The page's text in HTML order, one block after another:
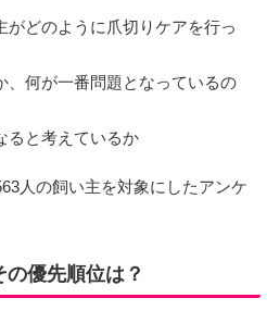
がどのように爪切りケアを行っ
、何が一番問題となっているの
ると考えているか
人の飼い主を対象にしたアンケ
優先順位は？